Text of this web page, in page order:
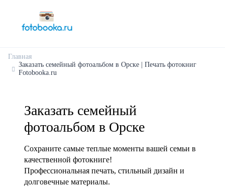
Главная
Заказать семейный фотоальбом в Орске | Печать фотокниг
Fotobooka.ru
Заказать семейный
фотоальбом в Орске
Сохраните самые теплые моменты вашей семьи в
качественной фотокниге!
Профессиональная печать, стильный дизайн и
долговечные материалы.